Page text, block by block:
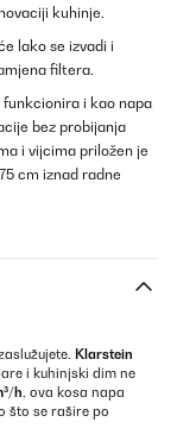
kuhinje.
lako se izvadi i
filtera.
i kao napa
bez probijanja
i vijcima priložen je
cm iznad radne
Klarstein
i kuhinjski dim ne
h, ova kosa napa
što se rašire po